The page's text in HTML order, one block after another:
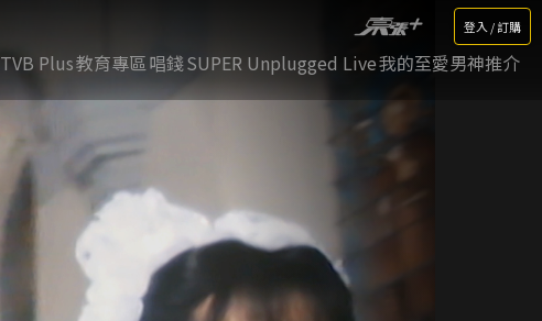
登入 / 訂購
TVB Plus教育專區唱錢SUPER Unplugged Live我的至愛男神推介